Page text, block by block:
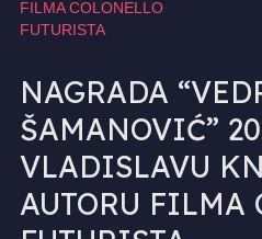
NAGRADA
ŠAMANOVIĆ”
VLADISLAVU
AUTORU FILMA